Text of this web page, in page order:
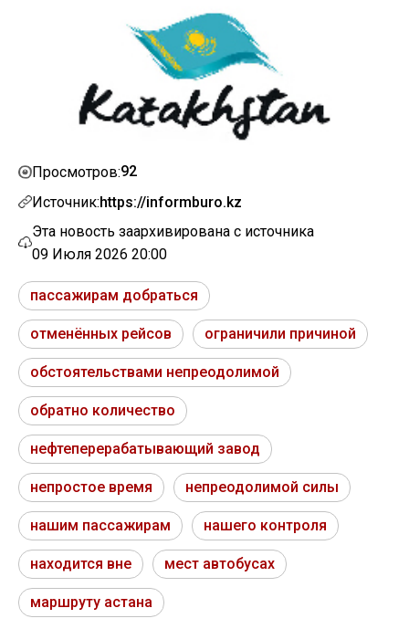
Просмотров:92
Источник:https://informburo.kz
Эта новость заархивирована с источника
09 Июля 2026 20:00
пассажирам добраться
отменённых рейсов ограничили причиной
обстоятельствами непреодолимой
обратно количество
нефтеперерабатывающий завод
непростое время непреодолимой силы
нашим пассажирам нашего контроля
находится вне мест автобусах
маршруту астана